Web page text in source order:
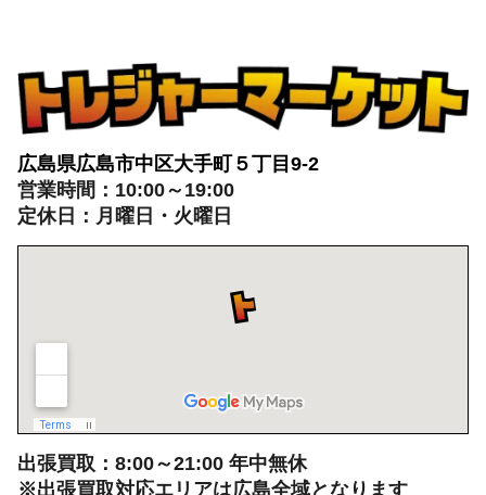
広島県広島市中区大手町５丁目9-2
営業時間：10:00～19:00
定休日：月曜日・火曜日
出張買取：8:00～21:00 年中無休
※出張買取対応エリアは広島全域となります